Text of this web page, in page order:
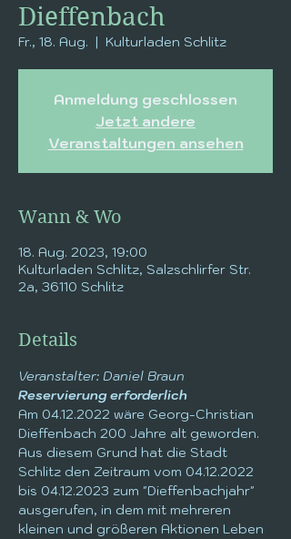
Dieffenbach
Fr., 18. Aug.
  |
Kulturladen Schlitz
Anmeldung geschlossen
Jetzt andere
Veranstaltungen ansehen
Wann & Wo
18. Aug. 2023, 19:00
Kulturladen Schlitz, Salzschlirfer Str.
2a, 36110 Schlitz
Details
Veranstalter: Daniel Braun
Reservierung erforderlich
Am 04.12.2022 wäre Georg-Christian
Dieffenbach 200 Jahre alt geworden.
Aus diesem Grund hat die Stadt
Schlitz den Zeitraum vom 04.12.2022
bis 04.12.2023 zum "Dieffenbachjahr"
ausgerufen, in dem mit mehreren
kleinen und größeren Aktionen Leben